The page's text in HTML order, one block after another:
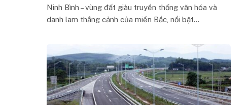
Ninh Bình – vùng đất giàu truyền thống văn hóa và
danh lam thắng cảnh của miền Bắc, nổi bật…